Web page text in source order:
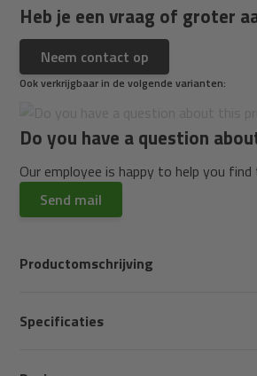
Heb je een vraag of groter
Neem contact op
Ook verkrijgbaar in de volgende varianten:
Do you have a question
Our employee is happy to help you
Send mail
Productomschrijving
Specificaties